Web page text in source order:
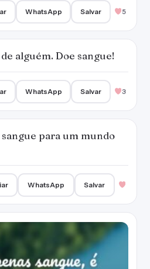
WhatsApp Salvar 5
alguém. Doe sangue!
WhatsApp Salvar 3
sangue para um mundo
WhatsApp Salvar